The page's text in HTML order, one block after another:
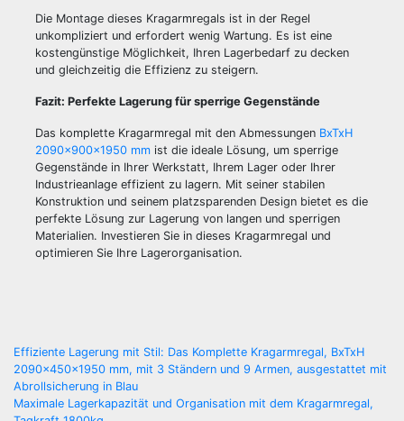
Die Montage dieses Kragarmregals ist in der Regel
unkompliziert und erfordert wenig Wartung. Es ist eine
kostengünstige Möglichkeit, Ihren Lagerbedarf zu decken
und gleichzeitig die Effizienz zu steigern.
Fazit: Perfekte Lagerung für sperrige Gegenstände
Das komplette Kragarmregal mit den Abmessungen BxTxH
2090x900x1950 mm ist die ideale Lösung, um sperrige
Gegenstände in Ihrer Werkstatt, Ihrem Lager oder Ihrer
Industrieanlage effizient zu lagern. Mit seiner stabilen
Konstruktion und seinem platzsparenden Design bietet es die
perfekte Lösung zur Lagerung von langen und sperrigen
Materialien. Investieren Sie in dieses Kragarmregal und
optimieren Sie Ihre Lagerorganisation.
Beitragsnavigation
Effiziente Lagerung mit Stil: Das Komplette Kragarmregal, BxTxH
2090x450x1950 mm, mit 3 Ständern und 9 Armen, ausgestattet mit
Abrollsicherung in Blau
Maximale Lagerkapazität und Organisation mit dem Kragarmregal,